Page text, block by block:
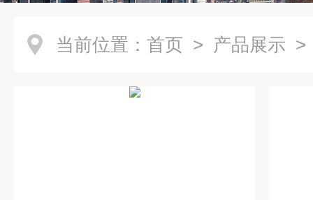
当前位置： 首页 > 产品展示